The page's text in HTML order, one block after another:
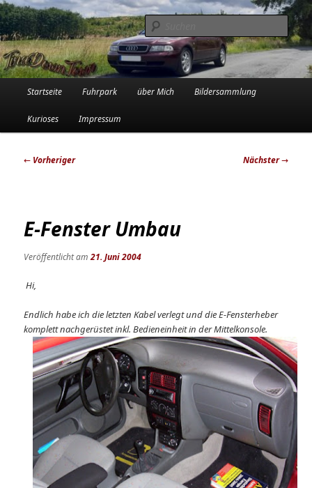
Zum
primären
Inhalt
springenTinadowntown
Die Audi-Schrauberin und ihre Erlebnisse in der Garage
Startseite Fuhrpark über Mich Bildersammlung
Kurioses Impressum
Beitragsnavigation
← Vorheriger Nächster→
E-Fenster Umbau
Veröffentlicht am21. Juni 2004
Hi,
Endlich habe ich die letzten Kabel verlegt und die E-Fensterheber
komplett nachgerüstet inkl. Bedieneinheit in der Mittelkonsole.